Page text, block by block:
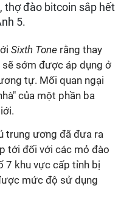
Sixth Tone rằng thay
sớm được áp dụng ở
tự. Mối quan ngại
của một phần ba
trung ương đã đưa ra
tới đối với các mỏ đào
7 khu vực cấp tỉnh bị
mức độ sử dụng